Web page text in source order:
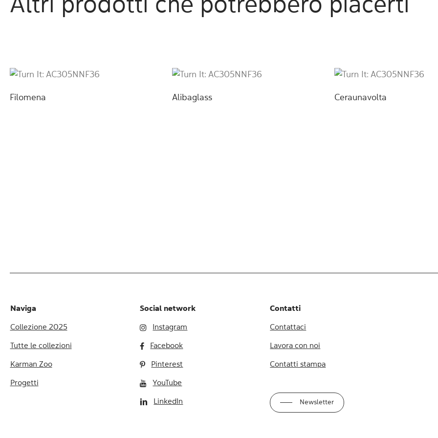
Altri prodotti che potrebbero piacerti
Filomena Alibaglass Ceraunavolta
Naviga
Collezione 2025
Tutte le collezioni
Karman Zoo
Progetti
Social network
Instagram
Facebook
Pinterest
YouTube
LinkedIn
Contatti
Contattaci
Lavora con noi
Contatti stampa
Newsletter